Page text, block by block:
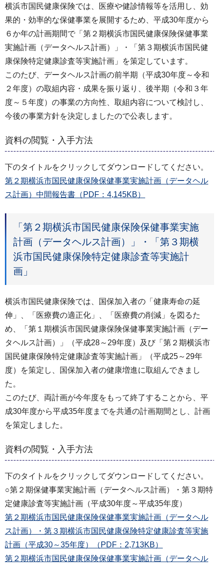
横浜市国民健康保険では、医療や健診情報等を活用し、効
果的・効率的な保健事業を展開するため、平成30年度から
６か年の計画期間で「第２期横浜市国民健康保険保健事業
実施計画（データヘルス計画）」・「第３期横浜市国民健
康保険特定健康診査等実施計画」を策定しています。
このたび、データヘルス計画の前半期（平成30年度～令和
２年度）の取組内容・成果を振り返り、後半期（令和３年
度～５年度）の事業の方向性、取組内容について検討し、
今後の事業方針を決定しましたので公表します。
資料の閲覧・入手方法
下のタイトルをクリックしてダウンロードしてください。
第２期横浜市国民健康保険保健事業実施計画（データヘル
ス計画）中間報告書（PDF：4,145KB）
「第２期横浜市国民健康保険保健事業実施
計画（データヘルス計画）」・「第３期横
浜市国民健康保険特定健康診査等実施計
画」
横浜市国民健康保険では、国保加入者の「健康寿命の延
伸」、「医療費の適正化」、「医療費の削減」を図るた
め、「第１期横浜市国民健康保険保健事業実施計画（デー
タヘルス計画）」（平成28～29年度）及び「第２期横浜市
国民健康保険特定健康診査等実施計画」（平成25～29年
度）を策定し、国保加入者の健康増進に取組んできまし
た。
このたび、両計画が今年度をもって終了することから、平
成30年度から平成35年度までを共通の計画期間とし、計画
を策定しました。
資料の閲覧・入手方法
下のタイトルをクリックしてダウンロードしてください。
○第２期保健事業実施計画（データヘルス計画）・第３期特
定健康診査等実施計画（平成30年度～平成35年度）
第２期横浜市国民健康保険保健事業実施計画（データヘル
ス計画）・第３期横浜市国民健康保険特定健康診査等実施
計画（平成30～35年度）（PDF：2,713KB）
第２期横浜市国民健康保険保健事業実施計画（データヘル